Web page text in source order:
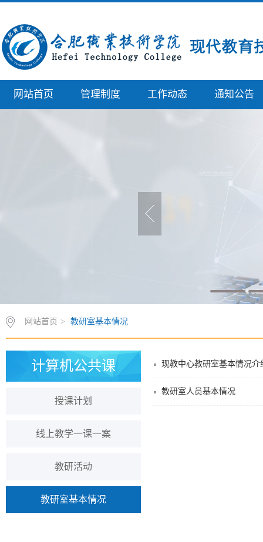
网站首页 管理制度 工作动态 通知公告
网站首页 > 教研室基本情况
计算机公共课
授课计划
线上教学一课一案
教研活动
教研室基本情况
现教中心教研室基本情况介
教研室人员基本情况